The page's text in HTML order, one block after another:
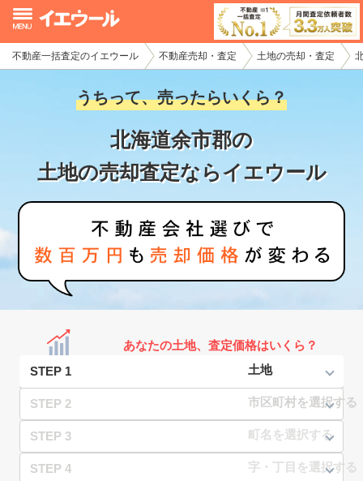
不動産一括査定のイエウール 不動産売却・査定 土地の売却・査定
うちって、売ったらいくら？
北海道余市郡の
土地の売却査定ならイエウール
あなたの土地、査定価格はいくら？
STEP 1
STEP 2
STEP 3
STEP 4
イエウール加盟希望の不動産会社様
初めての方へ
不動産の売却・一括査定
家査定シミュレーター
お問い合わせ